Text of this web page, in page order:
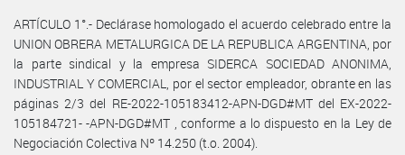
ARTÍCULO 1°.- Declárase homologado el acuerdo celebrado entre la
UNION OBRERA METALURGICA DE LA REPUBLICA ARGENTINA, por
la parte sindical y la empresa SIDERCA SOCIEDAD ANONIMA,
INDUSTRIAL Y COMERCIAL, por el sector empleador, obrante en las
páginas 2/3 del RE-2022-105183412-APN-DGD#MT del EX-2022-
105184721- -APN-DGD#MT , conforme a lo dispuesto en la Ley de
Negociación Colectiva Nº 14.250 (t.o. 2004).